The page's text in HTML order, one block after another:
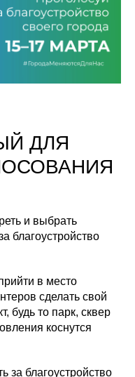
ДЛЯ
и выбрать
благоустройство
в место
сделать свой
будь то парк, сквер
коснутся
за благоустройство